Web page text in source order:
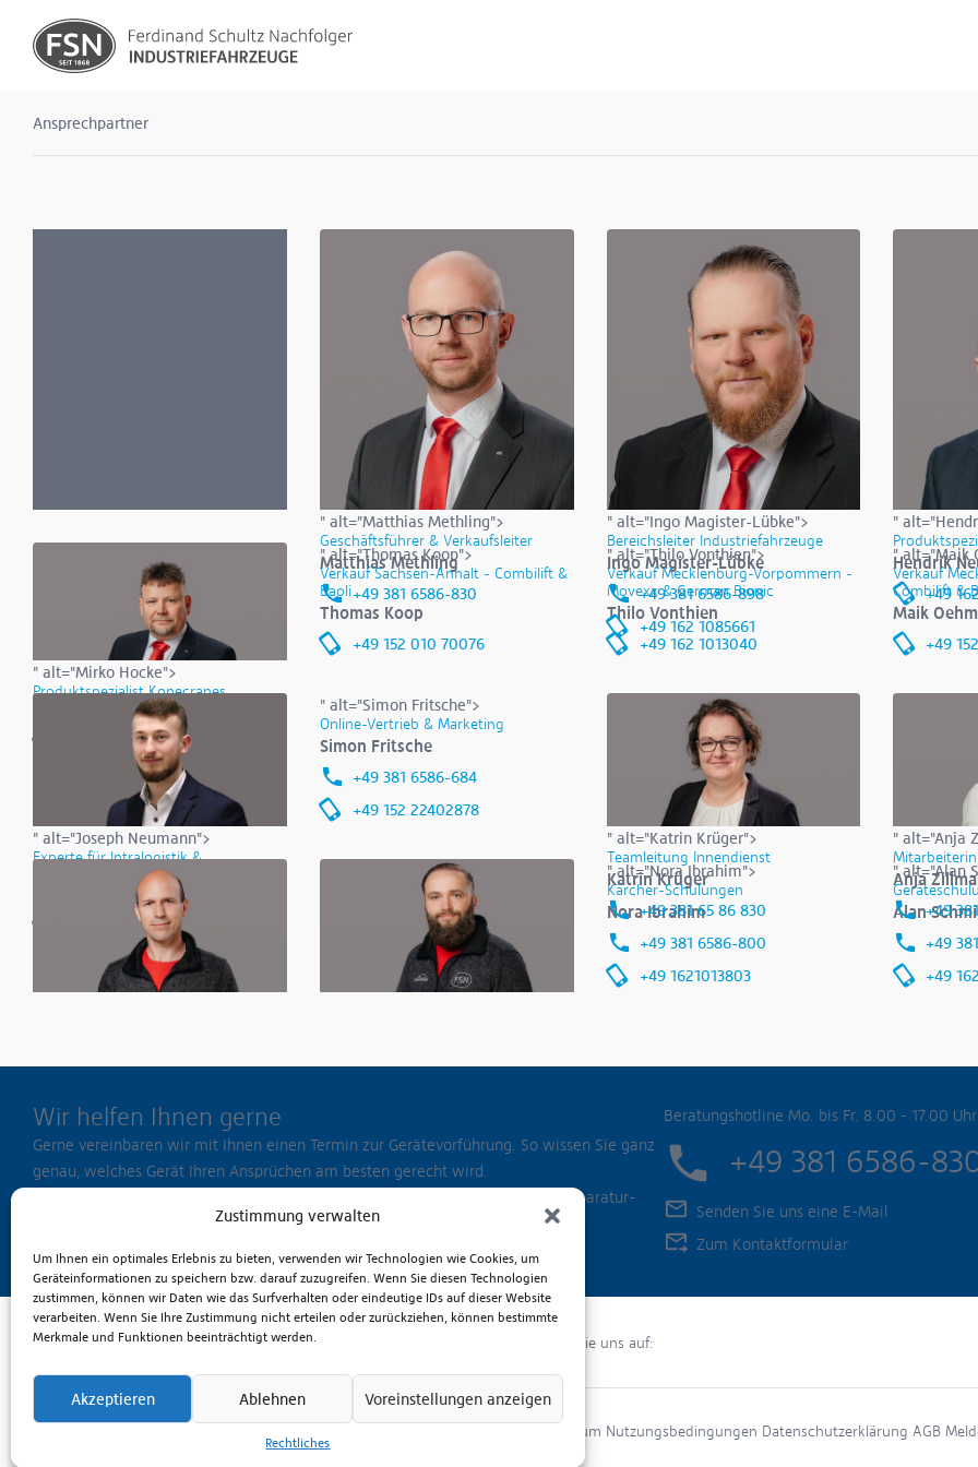
Zustimmung verwalten
Um Ihnen ein optimales Erlebnis zu bieten, verwenden wir Technologien wie Cookies, um
Geräteinformationen zu speichern bzw. darauf zuzugreifen. Wenn Sie diesen Technologien
zustimmen, können wir Daten wie das Surfverhalten oder eindeutige IDs auf dieser Website
verarbeiten. Wenn Sie Ihre Zustimmung nicht erteilen oder zurückziehen, können bestimmte
Merkmale und Funktionen beeinträchtigt werden.
Akzeptieren Ablehnen Voreinstellungen anzeigen
Rechtliches
Ansprechpartner
" alt="Matthias Methling">
Geschäftsführer & Verkaufsleiter
Matthias Methling
+49 381 6586-830
" alt="Ingo Magister-Lübke">
Bereichsleiter Industriefahrzeuge
Ingo Magister-Lübke
+49 381 6586-898
+49 162 1085661
"
Hendrik
+49
" alt="Mirko Hocke">
Produktspezialist Konecranes
+49 162 1013792
" alt="Thomas Koop">
Verkauf Sachsen-Anhalt - Combilift &
Baoli
Thomas Koop
+49 152 010 70076
" alt="Thilo Vonthien">
Verkauf Mecklenburg-Vorpommern -
Movexx & German Bionic
Thilo Vonthien
+49 162 1013040
" alt="Maik
Verkauf
Combilift &
Maik
+49
" alt="Joseph Neumann">
Experte für Intralogistik &
Automatisierung
Joseph Neumann
+49 173 2436045
" alt="Simon Fritsche">
Online-Vertrieb & Marketing
Simon Fritsche
+49 381 6586-684
+49 152 22402878
" alt="Katrin Krüger">
Teamleitung Innendienst
Katrin Krüger
+49 381 65 86 830
" alt="Anja
Anja
+49
" alt="Nora Ibrahim">
Kärcher-Schulungen
Nora Ibrahim
+49 381 6586-800
+49 1621013803
" alt="Alan
Alan
+49
+49
Wir helfen Ihnen gerne
Gerne vereinbaren wir mit Ihnen einen Termin zur Gerätevorführung. So wissen Sie ganz
genau, welches Gerät Ihren Ansprüchen am besten gerecht wird.
Kontaktieren Sie uns zu Fragen rund um die Anwendung unserer Produkte, Reparatur-
Beratungshotline Mo. bis Fr. 8.00 - 17.00 Uhr
+49 381 6586-
Senden Sie uns eine E-Mail
Zum Kontaktformular
Ferdinand Schultz Nachfolger
Am Handelspark 1, D-18184 Broderstorf
(Rostock)
Folgen Sie uns auf:
Impressum Nutzungsbedingungen Datenschutzerklärung AGB